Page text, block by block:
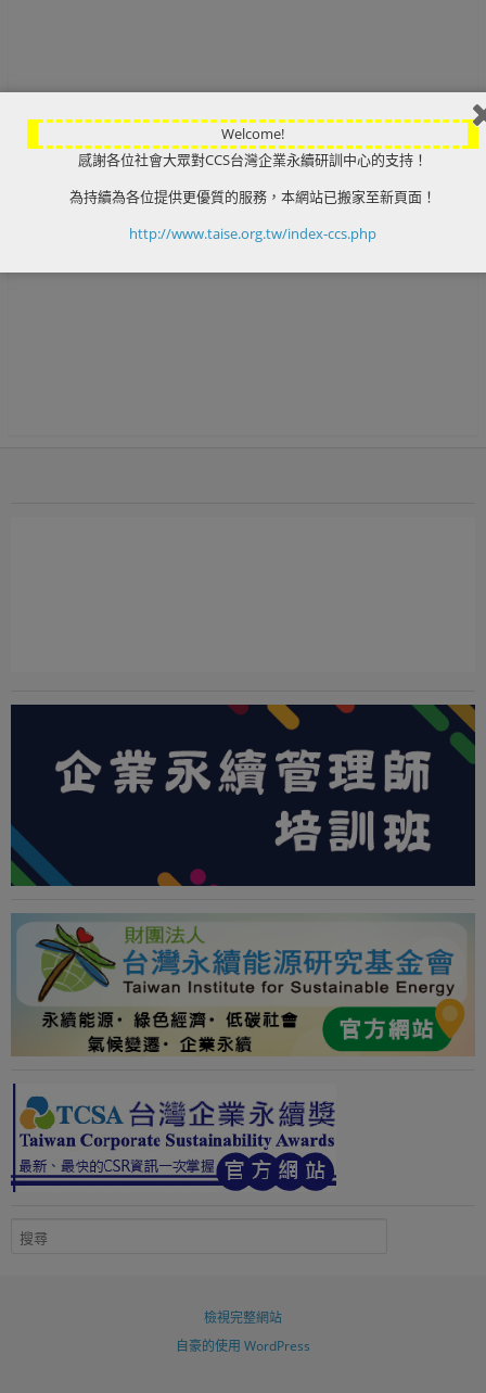
檢視完整網站
自豪的使用 WordPress
Welcome!
感謝各位社會大眾對CCS台灣企業永續研訓中心的支持！
為持續為各位提供更優質的服務，本網站已搬家至新頁面！
http://www.taise.org.tw/index-ccs.php